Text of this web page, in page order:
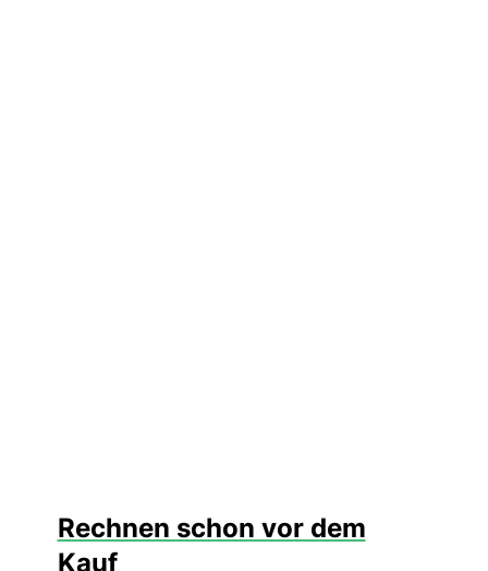
Rechnen schon vor dem
Kauf